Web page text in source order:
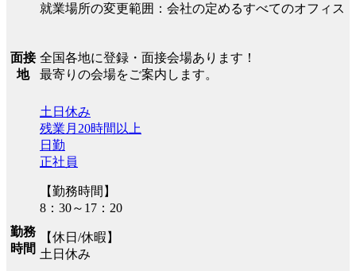
就業場所の変更範囲：会社の定めるすべてのオフィス
面接
地
全国各地に登録・面接会場あります！
最寄りの会場をご案内します。
勤務
時間
土日休み
残業月20時間以上
日勤
正社員
【勤務時間】
8：30～17：20
【休日/休暇】
土日休み